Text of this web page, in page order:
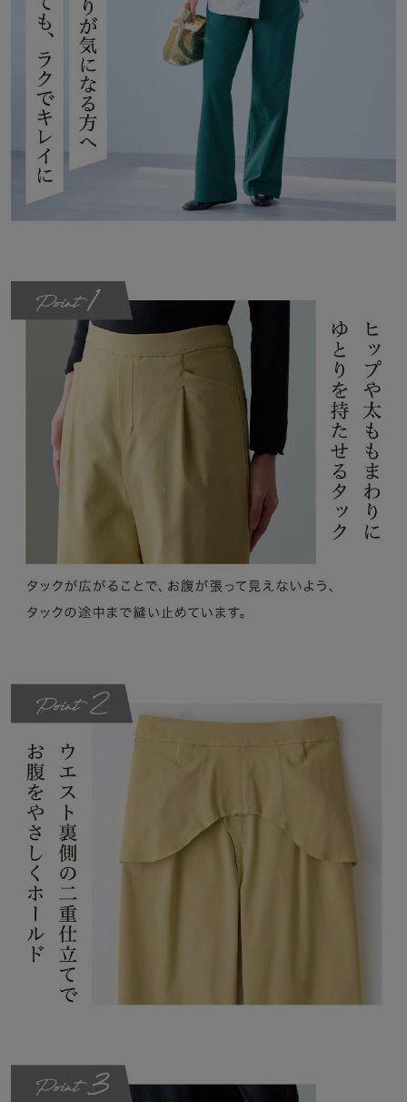
・キックバック性もあるので膝がつっぱらず、のびっぱなしにもな
らない
◆はたら着方改革とは？
「毎日の仕事、家事、育児。頑張るすべての働く人をもっとラク
に、もっと快適にしたい」
そんな想いをカタチにするベルメゾンファッションの動きやすさや
お手入れのしやすさに配慮した商品開発テーマです。
着心地の窮屈さを軽減する「座パンツ」シリーズや、洗濯の手間を
減らす「ラクドライ」シリーズなどはたらく人が快適に過ごせるウ
して意外に座っている時にボトムに不満を感じていることが多いの
では？
立ち姿がキレイなのは当たり前、座っている時も「ラクちん＆キレ
イ」を叶える新発想のボトムのブランドです。
3/27(金)放送のフジテレビ系『ノンストップ！』にて座(THE)パン
ツ が紹介されました！
「CLASSY.Online」にて掲載いただきました(PR)